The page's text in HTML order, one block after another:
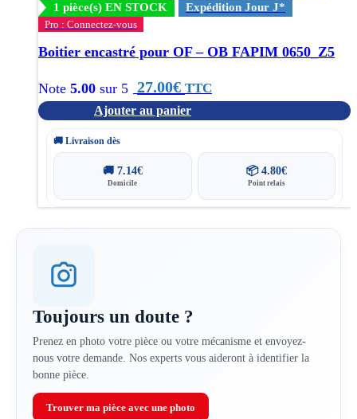
1 pièce(s) EN STOCK Expédition Jour J*
Pro : Connectez-vous
Boitier encastré pour OF – OB FAPIM 0650_Z5
Note 5.00 sur 5 27.00€ TTC
Ajouter au panier
🚚 Livraison dès
🚚 7.14€
Domicile
📦 4.80€
Point relais
Toujours un doute ?
Prenez en photo votre pièce ou votre mécanisme et envoyez-
nous votre demande. Nos experts vous aideront à identifier la
bonne pièce.
Trouver ma pièce avec une photo